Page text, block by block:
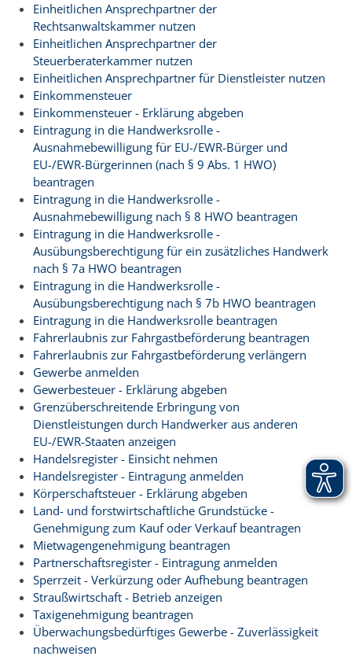
Einheitlichen Ansprechpartner der
Rechtsanwaltskammer nutzen
Einheitlichen Ansprechpartner der
Steuerberaterkammer nutzen
Einheitlichen Ansprechpartner für Dienstleister nutzen
Einkommensteuer
Einkommensteuer - Erklärung abgeben
Eintragung in die Handwerksrolle -
Ausnahmebewilligung für EU-/EWR-Bürger und
EU-/EWR-Bürgerinnen (nach § 9 Abs. 1 HWO)
beantragen
Eintragung in die Handwerksrolle -
Ausnahmebewilligung nach § 8 HWO beantragen
Eintragung in die Handwerksrolle -
Ausübungsberechtigung für ein zusätzliches Handwerk
nach § 7a HWO beantragen
Eintragung in die Handwerksrolle -
Ausübungsberechtigung nach § 7b HWO beantragen
Eintragung in die Handwerksrolle beantragen
Fahrerlaubnis zur Fahrgastbeförderung beantragen
Fahrerlaubnis zur Fahrgastbeförderung verlängern
Gewerbe anmelden
Gewerbesteuer - Erklärung abgeben
Grenzüberschreitende Erbringung von
Dienstleistungen durch Handwerker aus anderen
EU-/EWR-Staaten anzeigen
Handelsregister - Einsicht nehmen
Handelsregister - Eintragung anmelden
Körperschaftsteuer - Erklärung abgeben
Land- und forstwirtschaftliche Grundstücke -
Genehmigung zum Kauf oder Verkauf beantragen
Mietwagengenehmigung beantragen
Partnerschaftsregister - Eintragung anmelden
Sperrzeit - Verkürzung oder Aufhebung beantragen
Straußwirtschaft - Betrieb anzeigen
Taxigenehmigung beantragen
Überwachungsbedürftiges Gewerbe - Zuverlässigkeit
nachweisen